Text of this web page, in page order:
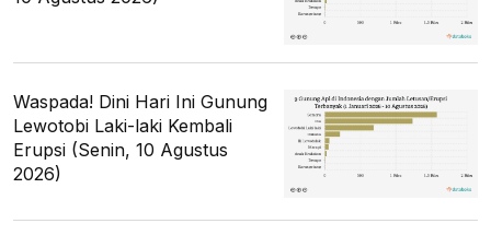
Waspada! Dini Hari Ini Gunung
Lewotobi Laki-laki Kembali
Erupsi (Senin, 10 Agustus
2026)